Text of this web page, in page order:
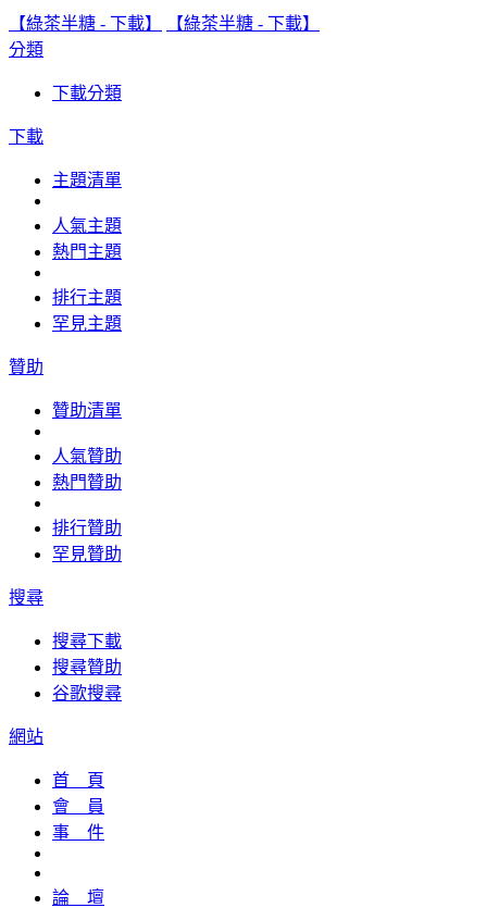
【綠茶半糖 - 下載】
【綠茶半糖 - 下載】
分類
下載分類
下載
主題清單
人氣主題
熱門主題
排行主題
罕見主題
贊助
贊助清單
人氣贊助
熱門贊助
排行贊助
罕見贊助
搜尋
搜尋下載
搜尋贊助
谷歌搜尋
網站
首 頁
會 員
事 件
論 壇